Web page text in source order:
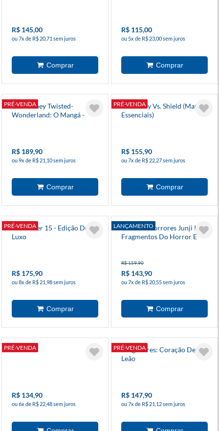
R$ 145,00
ou 7x de R$ 20,71 sem juros
R$ 115,00
ou 5x de R$ 23,00 sem juros
PRÉ-VENDA
Box Disney Twisted-
Wonderland: O Mangá -
R$ 189,90
ou 9x de R$ 21,10 sem juros
PRÉ-VENDA
Nick Fury Vs. Shield (Marvel
Essenciais)
R$ 155,90
ou 7x de R$ 22,27 sem juros
PRÉ-VENDA
Hellblazer 15 - Edição De
Luxo
R$ 175,90
ou 8x de R$ 21,98 sem juros
LANÇAMENTO
Box Dos Horrores Junji Ito:
Fragmentos Do Horror E
R$ 159,90
R$ 143,90
ou 7x de R$ 20,55 sem juros
PRÉ-VENDA
Tekoha
R$ 134,90
ou 6x de R$ 22,48 sem juros
PRÉ-VENDA
Vingadores: Coração De
Leão
R$ 147,90
ou 7x de R$ 21,12 sem juros